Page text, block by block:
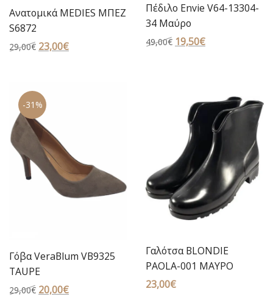
Ανατομικά MEDIES ΜΠΕΖ
S6872
29,00€ Original
29,00€.
23,00€Η
Πέδιλο Envie V64-13304-
34 Μαύρο
49,00€ Original
19,50€Η
19,50€.
-31%
Γόβα VeraBlum VB9325
TAUPE
29,00€ Original
20,00€Η
Γαλότσα BLONDIE
PAOLA-001 ΜΑΥΡΟ
23,00€